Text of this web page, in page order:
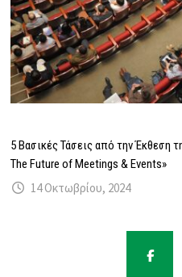
5 Βασικές Τάσεις από την Έκθεση
The Future of Meetings & Events»
14 Οκτωβρίου, 2024